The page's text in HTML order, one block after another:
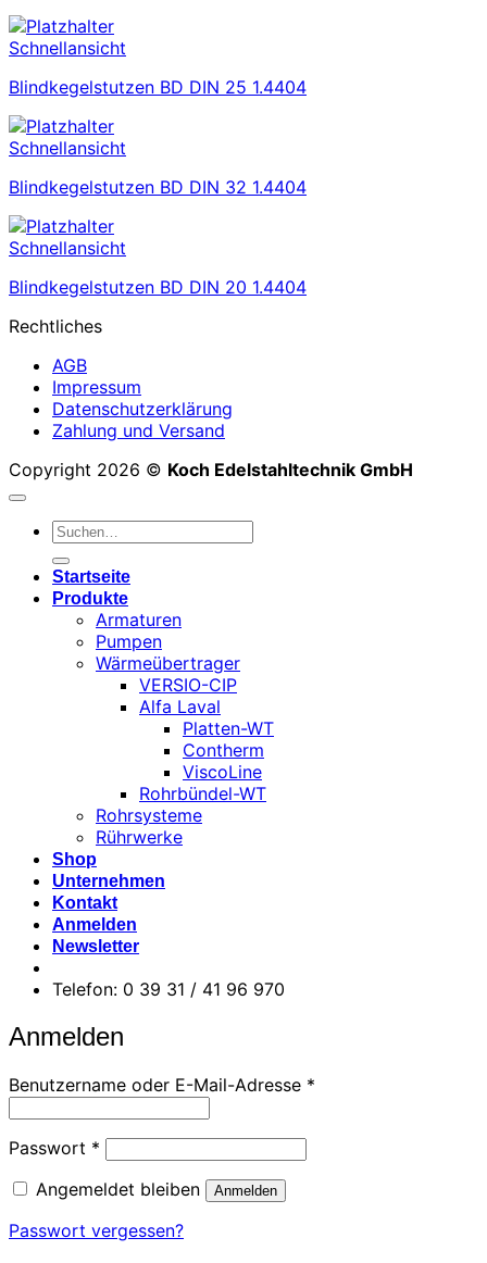
Schnellansicht
Blindkegelstutzen BD DIN 25 1.4404
Schnellansicht
Blindkegelstutzen BD DIN 32 1.4404
Schnellansicht
Blindkegelstutzen BD DIN 20 1.4404
Rechtliches
AGB
Impressum
Datenschutzerklärung
Zahlung und Versand
Copyright 2026 © Koch Edelstahltechnik GmbH
Suchen
Startseite
Produkte
Armaturen
Pumpen
Wärmeübertrager
VERSIO-CIP
Alfa Laval
Platten-WT
Contherm
ViscoLine
Rohrbündel-WT
Rohrsysteme
Rührwerke
Shop
Unternehmen
Kontakt
Anmelden
Newsletter
Telefon: 0 39 31 / 41 96 970
Anmelden
Benutzername oder E-Mail-Adresse *
Passwort *
Angemeldet bleiben
Anmelden
Passwort vergessen?